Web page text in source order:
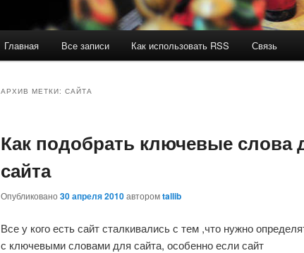
Главная Все записи Как использовать RSS Связь
АРХИВ МЕТКИ: САЙТА
Как подобрать ключевые слова
сайта
Опубликовано 30 апреля 2010авторомtallib
Все у кого есть сайт сталкивались с тем ,что нужно
с ключевыми словами для сайта, особенно если сайт